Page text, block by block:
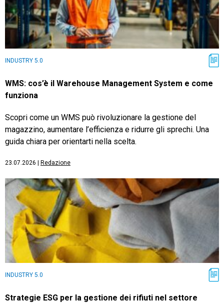
INDUSTRY 5.0
WMS: cos’è il Warehouse Management System e come
funziona
Scopri come un WMS può rivoluzionare la gestione del
magazzino, aumentare l’efficienza e ridurre gli sprechi. Una
guida chiara per orientarti nella scelta.
23.07.2026 Redazione
INDUSTRY 5.0
Strategie ESG per la gestione dei rifiuti nel settore